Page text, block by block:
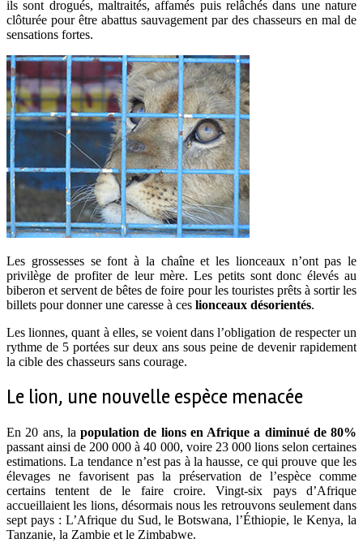
ils sont drogués, maltraités, affamés puis relâchés dans une nature
clôturée pour être abattus sauvagement par des chasseurs en mal de
sensations fortes.
Les grossesses se font à la chaîne et les lionceaux n’ont pas le
privilège de profiter de leur mère. Les petits sont donc élevés au
biberon et servent de bêtes de foire pour les touristes prêts à sortir les
billets pour donner une caresse à ces lionceaux désorientés.
Les lionnes, quant à elles, se voient dans l’obligation de respecter un
rythme de 5 portées sur deux ans sous peine de devenir rapidement
la cible des chasseurs sans courage.
Le lion, une nouvelle espèce menacée
En 20 ans, la population de lions en Afrique a diminué de 80%
passant ainsi de 200 000 à 40 000, voire 23 000 lions selon certaines
estimations. La tendance n’est pas à la hausse, ce qui prouve que les
élevages ne favorisent pas la préservation de l’espèce comme
certains tentent de le faire croire. Vingt-six pays d’Afrique
accueillaient les lions, désormais nous les retrouvons seulement dans
sept pays : L’Afrique du Sud, le Botswana, l’Éthiopie, le Kenya, la
Tanzanie, la Zambie et le Zimbabwe.